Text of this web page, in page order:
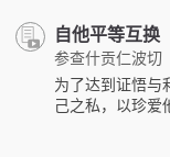
自他平等互换
参查什贡仁波切
为了达到证悟与
己之私，以珍爱